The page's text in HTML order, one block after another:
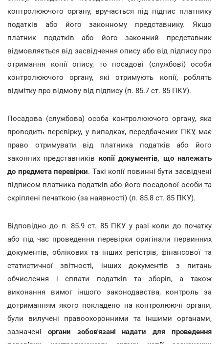
контролюючого органу, вручається під підпис платнику
податків або його законному представнику. Якщо
платник податків або його законний представник
відмовляється від засвідчення опису або від підпису про
отримання копії опису, то посадові (службові) особи
контролюючого органу, які отримують копії, роблять
відмітку про відмову від підпису (п. 85.7 ст. 85 ПКУ).
Посадова (службова) особа контролюючого органу, яка
проводить перевірку, у випадках, передбачених ПКУ, має
право отримувати від платника податків або його
законних представників копії документів, що належать
до предмета перевірки. Такі копії повинні бути засвідчені
підписом платника податків або його посадової особи та
скріплені печаткою (за наявності) (п. 85.8 ст. 85 ПКУ).
Відповідно до п. 85.9 ст. 85 ПКУ у разі коли до початку
або під час проведення перевірки оригінали первинних
документів, облікових та інших регістрів, фінансової та
статистичної звітності, інших документів з питань
обчислення і сплати податків та зборів, а також
виконання вимог іншого законодавства, контроль за
дотриманням якого покладено на контролюючі органи,
були вилучені правоохоронними та іншими органами,
зазначені органи зобов'язані надати для проведення